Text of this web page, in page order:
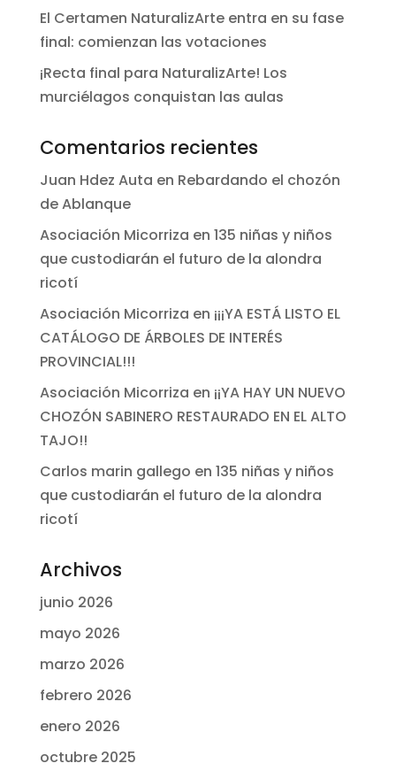
El Certamen NaturalizArte entra en su fase
final: comienzan las votaciones
¡Recta final para NaturalizArte! Los
murciélagos conquistan las aulas
Comentarios recientes
Juan Hdez Auta en Rebardando el chozón
de Ablanque
Asociación Micorriza en 135 niñas y niños
que custodiarán el futuro de la alondra
ricotí
Asociación Micorriza en ¡¡¡YA ESTÁ LISTO EL
CATÁLOGO DE ÁRBOLES DE INTERÉS
PROVINCIAL!!!
Asociación Micorriza en ¡¡YA HAY UN NUEVO
CHOZÓN SABINERO RESTAURADO EN EL ALTO
TAJO!!
Carlos marin gallego en 135 niñas y niños
que custodiarán el futuro de la alondra
ricotí
Archivos
junio 2026
mayo 2026
marzo 2026
febrero 2026
enero 2026
octubre 2025